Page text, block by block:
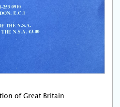
of Great Britain